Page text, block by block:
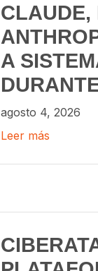
CLAUDE,
A
agosto 4, 2026
Leer más